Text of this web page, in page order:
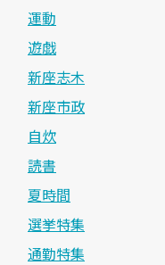
運動
遊戯
新座志木
新座市政
自炊
読書
夏時間
選挙特集
通勤特集